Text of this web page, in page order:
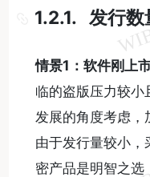
1.2.1. 发行数
情景1 ：软件刚上
临的盗版压力较
发展的角度考虑，
由于发行量较小，
密产品是明智之选